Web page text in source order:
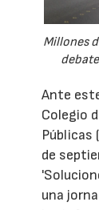
Millones
Ante
Colegio
Públicas (
de
una